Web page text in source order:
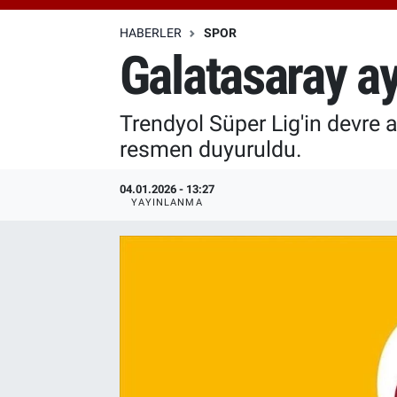
HABERLER SPOR
Galatasaray
Trendyol Süper Lig'in devre
resmen duyuruldu.
04.01.2026 - 13:27
YAYINLANMA
Özel Haberler
Özel Haberler
Haber Arşivi